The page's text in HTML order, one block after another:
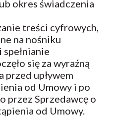
okres świadczenia
treści cyfrowych,
na nośniku
się za wyraźną
przed upływem
od Umowy i po
przez Sprzedawcę o
od Umowy.